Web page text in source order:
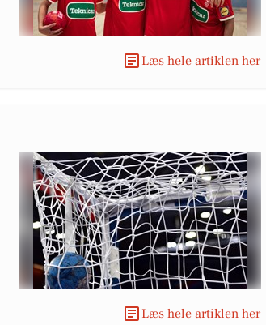
Læs hele artiklen her
Læs hele artiklen her